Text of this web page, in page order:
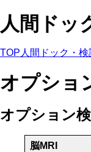
人間ドッ
TOP 人間ドック・検
オプショ
オプション
脳MRI